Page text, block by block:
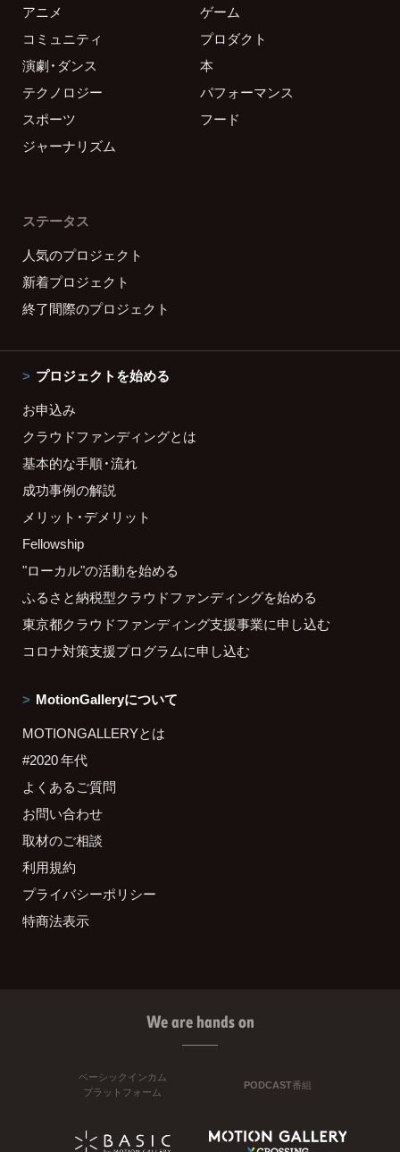
アニメ
ゲーム
コミュニティ
プロダクト
演劇・ダンス
本
テクノロジー
パフォーマンス
スポーツ
フード
ジャーナリズム
ステータス
人気のプロジェクト
新着プロジェクト
終了間際のプロジェクト
プロジェクトを始める
お申込み
クラウドファンディングとは
基本的な手順・流れ
成功事例の解説
メリット・デメリット
Fellowship
"ローカル"の活動を始める
ふるさと納税型クラウドファンディングを始める
東京都クラウドファンディング支援事業に申し込む
コロナ対策支援プログラムに申し込む
MotionGalleryについて
MOTIONGALLERYとは
#2020 年代
よくあるご質問
お問い合わせ
取材のご相談
利用規約
プライバシーポリシー
特商法表示
We are hands on
ベーシックインカム
プラットフォーム
PODCAST番組